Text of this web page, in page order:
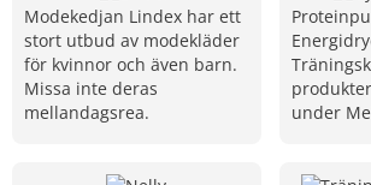
Modekedjan Lindex har ett
stort utbud av modekläder
för kvinnor och även barn.
Missa inte deras
mellandagsrea.
under